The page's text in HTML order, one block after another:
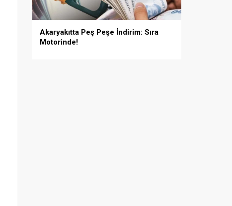
Akaryakıtta Peş Peşe İndirim: Sıra
Motorinde!